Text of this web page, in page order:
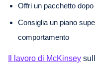
Offri un pacchetto
Consiglia un piano
comportamento
Il lavoro di McKinsey